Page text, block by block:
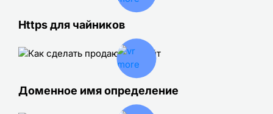
Https для чайников
Доменное имя определение